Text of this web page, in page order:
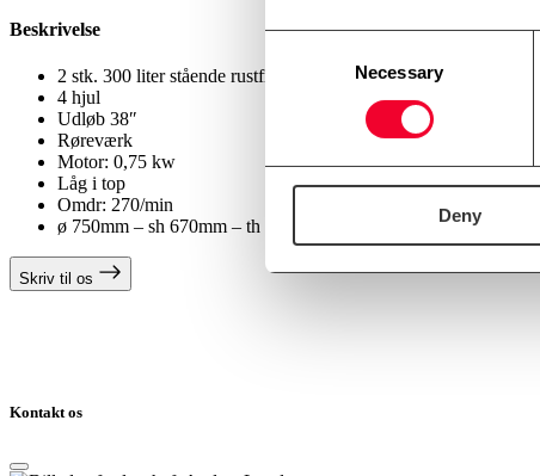
Selection
Necessary
Deny
Beskrivelse
2 stk. 300 liter stående rustfri tank
4 hjul
Udløb 38″
Røreværk
Motor: 0,75 kw
Låg i top
Omdr: 270/min
ø 750mm – sh 670mm – th 1470mm
Skriv til os
Kontakt os